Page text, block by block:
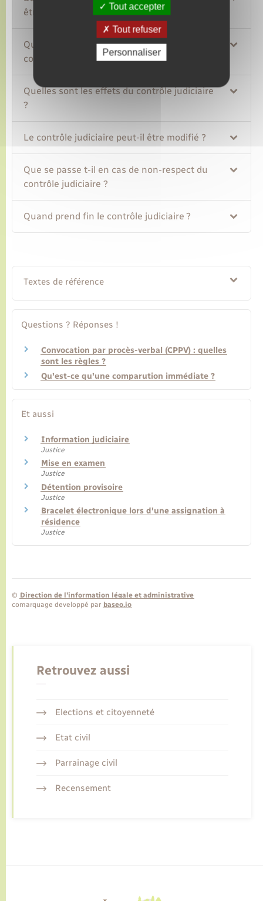
être ordonné ?
Quelle est la procédure de placement sous
contrôle judiciaire ?
Quelles sont les effets du contrôle judiciaire
?
Le contrôle judiciaire peut-il être modifié ?
Que se passe t-il en cas de non-respect du
contrôle judiciaire ?
Quand prend fin le contrôle judiciaire ?
Textes de référence
Questions ? Réponses !
Convocation par procès-verbal (CPPV) : quelles
sont les règles ?
Qu'est-ce qu'une comparution immédiate ?
Et aussi
Information judiciaire
Justice
Mise en examen
Justice
Détention provisoire
Justice
Bracelet électronique lors d'une assignation à
résidence
Justice
© Direction de l’information légale et administrative
comarquage developpé par baseo.io
Retrouvez aussi
Elections et citoyenneté
Etat civil
Parrainage civil
Recensement
Tout accepter
Tout refuser
Personnaliser